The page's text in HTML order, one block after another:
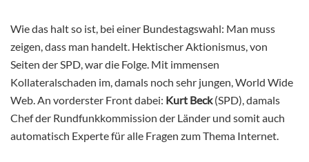
Wie das halt so ist, bei einer Bundestagswahl: Man muss
zeigen, dass man handelt. Hektischer Aktionismus, von
Seiten der SPD, war die Folge. Mit immensen
Kollateralschaden im, damals noch sehr jungen, World Wide
Web. An vorderster Front dabei: Kurt Beck(SPD), damals
Chef der Rundfunkkommission der Länder und somit auch
automatisch Experte für alle Fragen zum Thema Internet.